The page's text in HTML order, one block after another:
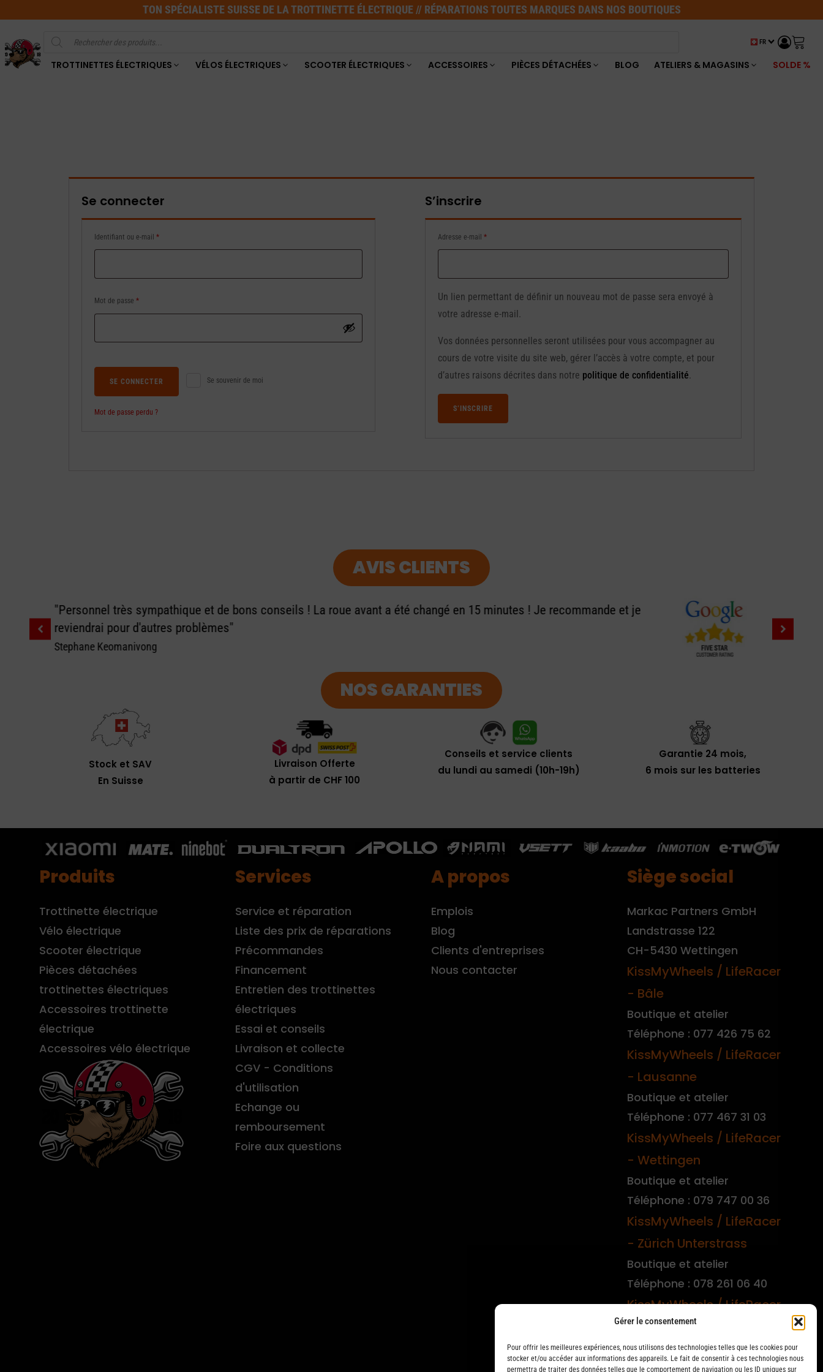
Gérer le consentement
Pour offrir les meilleures expériences, nous utilisons des technologies telles que les cookies pour
stocker et/ou accéder aux informations des appareils. Le fait de consentir à ces technologies nous
permettra de traiter des données telles que le comportement de navigation ou les ID uniques sur
TON SPÉCIALISTE SUISSE DE LA TROTTINETTE ÉLECTRIQUE // RÉPARATIONS TOUTES MARQUES DANS NOS BOUTIQUES
Recherche
produits
FR
TROTTINETTES ÉLECTRIQUES VÉLOS ÉLECTRIQUES SCOOTER ÉLECTRIQUES ACCESSOIRES PIÈCES DÉTACHÉES BLOG ATELIERS & MAGASINS SOLDE %
Se connecter
Identifiant ou e-mail *Obligatoire
Mot de passe *Obligatoire
Se souvenir de moi
SE CONNECTER
Mot de passe perdu ?
S’inscrire
Adresse e-mail *Obligatoire
Un lien permettant de définir un nouveau mot de passe sera envoyé à
votre adresse e-mail.
Vos données personnelles seront utilisées pour vous accompagner au
cours de votre visite du site web, gérer l’accès à votre compte, et pour
d’autres raisons décrites dans notre politique de confidentialité.
S’INSCRIRE
AVIS CLIENTS
"Personnel très sympathique et de bons conseils ! La roue avant a été changé en 15 minutes ! Je recommande et je
reviendrai pour d'autres problèmes"
Stephane Keomanivong
NOS GARANTIES
Stock et SAV
En Suisse
Livraison Offerte
à partir de CHF 100
Conseils et service clients
du lundi au samedi (10h-19h)
Garantie 24 mois,
6 mois sur les batteries
Produits
Trottinette électrique
Vélo électrique
Scooter électrique
Pièces détachées
trottinettes électriques
Accessoires trottinette
électrique
Accessoires vélo électrique
Services
Service et réparation
Liste des prix de réparations
Précommandes
Financement
Entretien des trottinettes
électriques
Essai et conseils
Livraison et collecte
CGV - Conditions
d'utilisation
Echange ou
remboursement
Foire aux questions
A propos
Emplois
Blog
Clients d'entreprises
Nous contacter
Siège social
Markac Partners GmbH
Landstrasse 122
CH-5430 Wettingen
KissMyWheels / LifeRacer
- Bâle
Boutique et atelier
Téléphone : 077 426 75 62
KissMyWheels / LifeRacer
- Lausanne
Boutique et atelier
Téléphone : 077 467 31 03
KissMyWheels / LifeRacer
- Wettingen
Boutique et atelier
Téléphone : 079 747 00 36
KissMyWheels / LifeRacer
- Zürich Unterstrass
Boutique et atelier
Téléphone : 078 261 06 40
KissMyWheels / LifeRacer
- Zürich Wiedikon
Atelier
Téléphone : 044 594 48 87